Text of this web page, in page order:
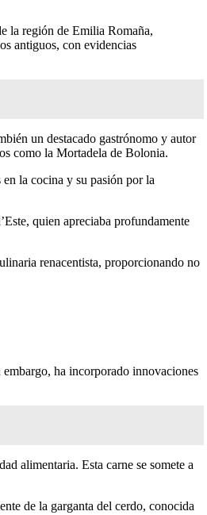
la región de Emilia Romaña,
antiguos, con evidencias
un destacado gastrónomo y autor
como la Mortadela de Bolonia.
la cocina y su pasión por la
quien apreciaba profundamente
renacentista, proporcionando no
ha incorporado innovaciones
alimentaria. Esta carne se somete a
de la garganta del cerdo, conocida